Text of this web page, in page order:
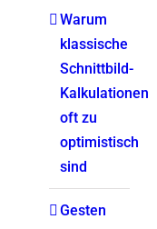
Warum
klassische
Schnittbild-
Kalkulationen
oft zu
optimistisch
sind
Gesten